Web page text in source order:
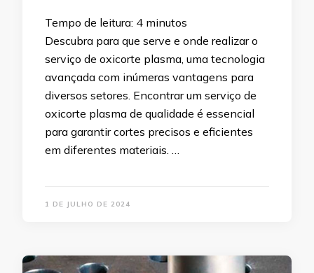
Tempo de leitura: 4 minutos
Descubra para que serve e onde realizar o
serviço de oxicorte plasma, uma tecnologia
avançada com inúmeras vantagens para
diversos setores. Encontrar um serviço de
oxicorte plasma de qualidade é essencial
para garantir cortes precisos e eficientes
em diferentes materiais. …
1 DE JULHO DE 2024